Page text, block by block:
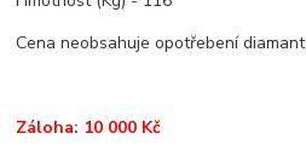
Cena neobsahuje opotřebení
Záloha: 10 000 Kč